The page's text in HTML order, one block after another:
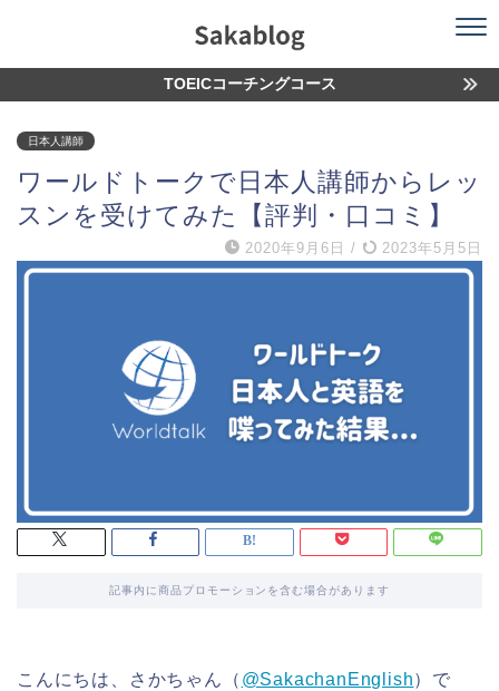
TOEICコーチングコース
日本人講師
ワールドトークで日本人講師からレッ
スンを受けてみた【評判・口コミ】
2020年9月6日 / 2023年5月5日
記事内に商品プロモーションを含む場合があります
こんにちは、さかちゃん（ @SakachanEnglish）で